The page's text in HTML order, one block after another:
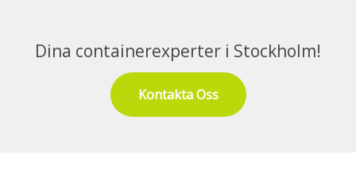
Dina containerexperter i Stockholm!
Kontakta Oss